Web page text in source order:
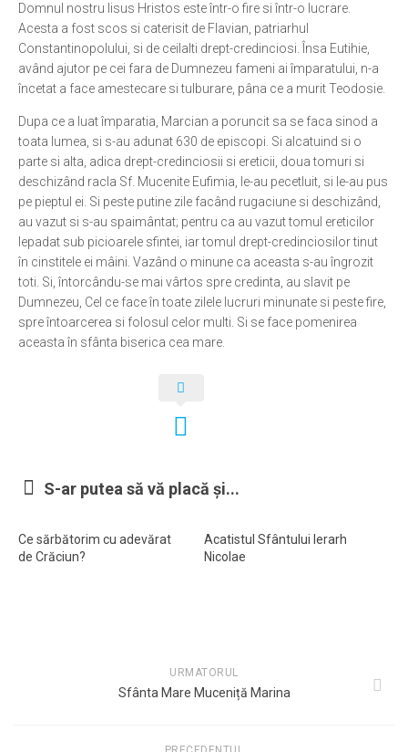
Biserici și mănăstiri
Viață curată
Nevoințe contemporane
Casa curată
Adicții și vindecări
Gadgeturi cu două tăișuri
Bucătărie biblică
Interviuri
Puncte de Vedere
Domnul nostru Iisus Hristos este într-o fire si într-o lucrare.
Acesta a fost scos si caterisit de Flavian, patriarhul
Constantinopolului, si de ceilalti drept-credinciosi. Însa Eutihie,
având ajutor pe cei fara de Dumnezeu fameni ai împaratului, n-a
încetat a face amestecare si tulburare, pâna ce a murit Teodosie.
Dupa ce a luat împaratia, Marcian a poruncit sa se faca sinod a
toata lumea, si s-au adunat 630 de episcopi. Si alcatuind si o
parte si alta, adica drept-credinciosii si ereticii, doua tomuri si
deschizând racla Sf. Mucenite Eufimia, le-au pecetluit, si le-au pus
pe pieptul ei. Si peste putine zile facând rugaciune si deschizând,
au vazut si s-au spaimântat; pentru ca au vazut tomul ereticilor
lepadat sub picioarele sfintei, iar tomul drept-credinciosilor tinut
în cinstitele ei mâini. Vazând o minune ca aceasta s-au îngrozit
toti. Si, întorcându-se mai vârtos spre credinta, au slavit pe
Dumnezeu, Cel ce face în toate zilele lucruri minunate si peste fire,
spre întoarcerea si folosul celor multi. Si se face pomenirea
aceasta în sfânta biserica cea mare.
S-ar putea să vă placă și...
Ce sărbătorim cu adevărat
de Crăciun?
Acatistul Sfântului Ierarh
Nicolae
URMATORUL
Sfânta Mare Muceniță Marina